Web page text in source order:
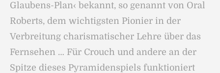
Glaubens-Plan‹ bekannt, so genannt von Oral
Roberts, dem wichtigsten Pionier in der
Verbreitung charismatischer Lehre über das
Fernsehen … Für Crouch und andere an der
Spitze dieses Pyramidenspiels funktioniert